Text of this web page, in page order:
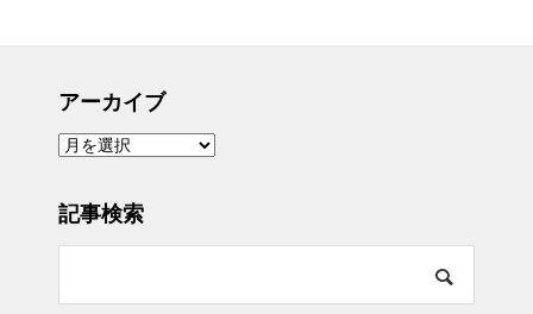
アーカイブ
ア
ー
ブ
記事検索